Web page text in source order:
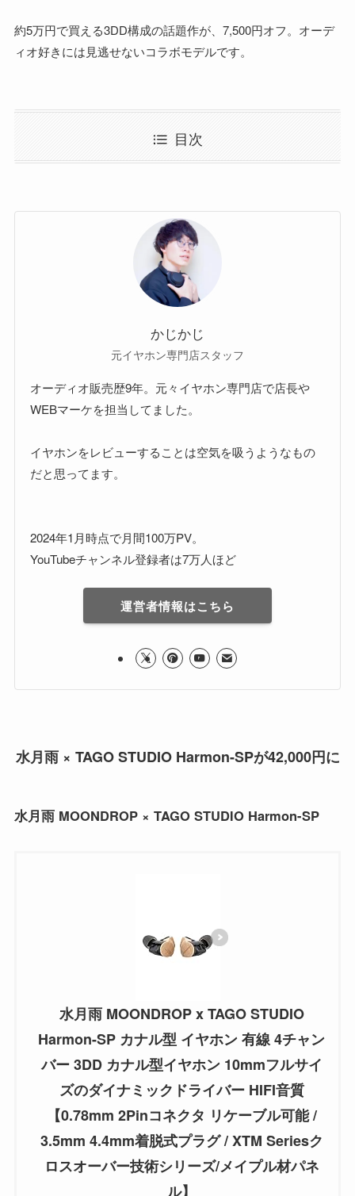
約5万円で買える3DD構成の話題作が、7,500円オフ。オーデ
ィオ好きには見逃せないコラボモデルです。
目次
かじかじ
元イヤホン専門店スタッフ
オーディオ販売歴9年。元々イヤホン専門店で店長や
WEBマーケを担当してました。
イヤホンをレビューすることは空気を吸うようなもの
だと思ってます。
2024年1月時点で月間100万PV。
YouTubeチャンネル登録者は7万人ほど
運営者情報はこちら
水月雨 × TAGO STUDIO Harmon-SPが42,000円に
水月雨 MOONDROP × TAGO STUDIO Harmon-SP
水月雨 MOONDROP x TAGO STUDIO
Harmon-SP カナル型 イヤホン 有線 4チャン
バー 3DD カナル型イヤホン 10mmフルサイ
ズのダイナミックドライバー HIFI音質
【0.78mm 2Pinコネクタ リケーブル可能 /
3.5mm 4.4mm着脱式プラグ / XTM Seriesク
ロスオーバー技術シリーズ/メイプル材パネ
ル】